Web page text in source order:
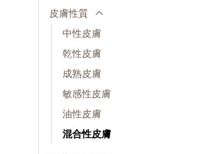
皮膚性質
中性皮膚
乾性皮膚
成熟皮膚
敏感性皮膚
油性皮膚
混合性皮膚